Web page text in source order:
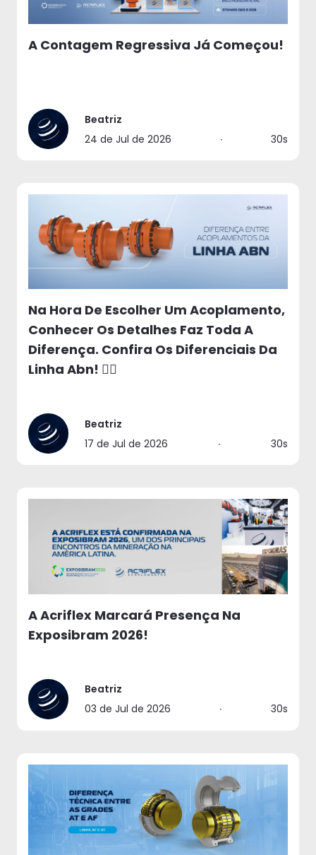
A Contagem Regressiva Já Começou!
Beatriz
24 de Jul de 2026
∙ 30s
Na Hora De Escolher Um Acoplamento,
Conhecer Os Detalhes Faz Toda A
Diferença. Confira Os Diferenciais Da
Linha Abn! 👉🏻
Beatriz
17 de Jul de 2026
∙ 30s
A Acriflex Marcará Presença Na
Exposibram 2026!
Beatriz
03 de Jul de 2026
∙ 30s